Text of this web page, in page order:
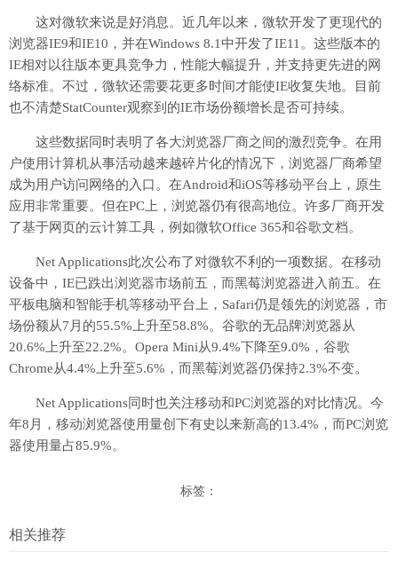
这对微软来说是好消息。近几年以来，微软开发了更现代的
浏览器IE9和IE10，并在Windows 8.1中开发了IE11。这些版本的
IE相对以往版本更具竞争力，性能大幅提升，并支持更先进的网
络标准。不过，微软还需要花更多时间才能使IE收复失地。目前
也不清楚StatCounter观察到的IE市场份额增长是否可持续。
这些数据同时表明了各大浏览器厂商之间的激烈竞争。在用
户使用计算机从事活动越来越碎片化的情况下，浏览器厂商希望
成为用户访问网络的入口。在Android和iOS等移动平台上，原生
应用非常重要。但在PC上，浏览器仍有很高地位。许多厂商开发
了基于网页的云计算工具，例如微软Office 365和谷歌文档。
Net Applications此次公布了对微软不利的一项数据。在移动
设备中，IE已跌出浏览器市场前五，而黑莓浏览器进入前五。在
平板电脑和智能手机等移动平台上，Safari仍是领先的浏览器，市
场份额从7月的55.5%上升至58.8%。谷歌的无品牌浏览器从
20.6%上升至22.2%。Opera Mini从9.4%下降至9.0%，谷歌
Chrome从4.4%上升至5.6%，而黑莓浏览器仍保持2.3%不变。
Net Applications同时也关注移动和PC浏览器的对比情况。今
年8月，移动浏览器使用量创下有史以来新高的13.4%，而PC浏览
器使用量占85.9%。
标签：
相关推荐